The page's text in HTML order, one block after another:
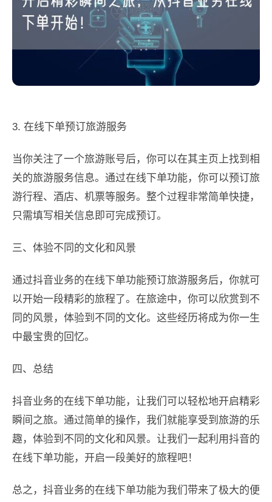
3. 在线下单预订旅游服务
当你关注了一个旅游账号后，你可以在其主页上找到相
关的旅游服务信息。通过在线下单功能，你可以预订旅
游行程、酒店、机票等服务。整个过程非常简单快捷，
只需填写相关信息即可完成预订。
三、体验不同的文化和风景
通过抖音业务的在线下单功能预订旅游服务后，你就可
以开始一段精彩的旅程了。在旅途中，你可以欣赏到不
同的风景，体验到不同的文化。这些经历将成为你一生
中最宝贵的回忆。
四、总结
抖音业务的在线下单功能，让我们可以轻松地开启精彩
瞬间之旅。通过简单的操作，我们就能享受到旅游的乐
趣，体验到不同的文化和风景。让我们一起利用抖音的
在线下单功能，开启一段美好的旅程吧！
总之，抖音业务的在线下单功能为我们带来了极大的便